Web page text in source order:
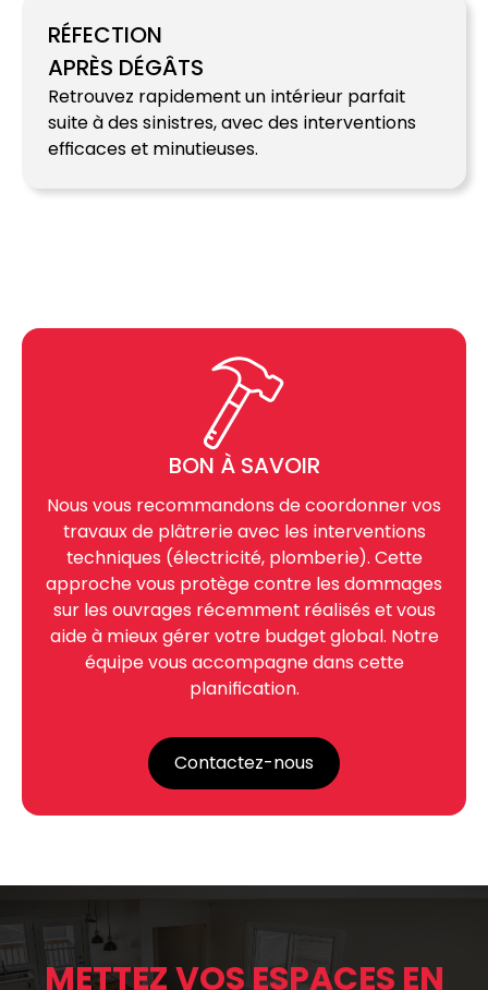
RÉFECTION
APRÈS DÉGÂTS
Retrouvez rapidement un intérieur parfait
suite à des sinistres, avec des interventions
efficaces et minutieuses.
BON À SAVOIR
Nous vous recommandons de coordonner vos
travaux de plâtrerieavec les interventions
techniques (électricité, plomberie). Cette
approche vous protège contre les dommages
sur les ouvrages récemment réalisés et vous
aide à mieux gérer votre budget global. Notre
équipe vous accompagne dans cette
planification.
Contactez-nous
METTEZ VOS ESPACES EN